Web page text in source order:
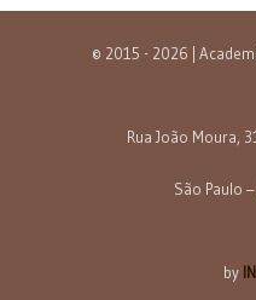
© 2015 - 2026 |
Rua João Moura,
São Paulo
by